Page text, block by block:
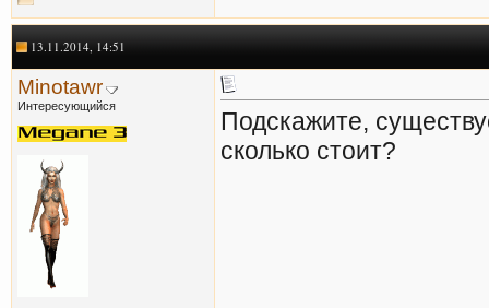
13.11.2014, 14:51
Minotawr
Интересующийся
Подскажите,
сколько стоит?